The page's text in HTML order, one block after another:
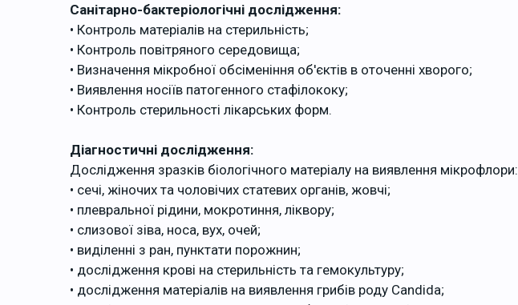
Санітарно-бактеріологічні дослідження:
• Контроль матеріалів на стерильність;
• Контроль повітряного середовища;
• Визначення мікробної обсіменіння об'єктів в оточенні хворого;
• Виявлення носіїв патогенного стафілококу;
• Контроль стерильності лікарських форм.
Діагностичні дослідження:
Дослідження зразків біологічного матеріалу на виявлення мікрофлори:
• сечі, жіночих та чоловічих статевих органів, жовчі;
• плевральної рідини, мокротиння, ліквору;
• слизової зіва, носа, вух, очей;
• виділенні з ран, пунктати порожнин;
• дослідження крові на стерильність та гемокультуру;
• дослідження матеріалів на виявлення грибів роду Candida;